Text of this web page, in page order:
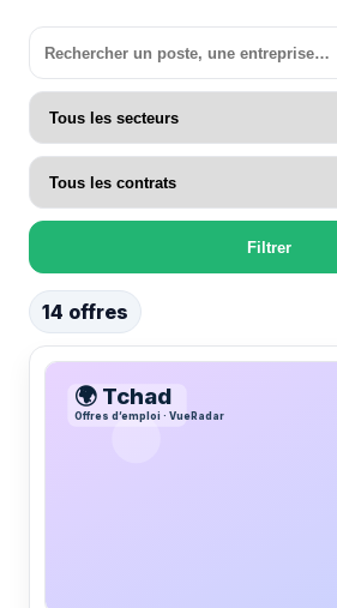
Filtrer
14 offres
🌍 Tchad
Offres d’emploi · VueRadar